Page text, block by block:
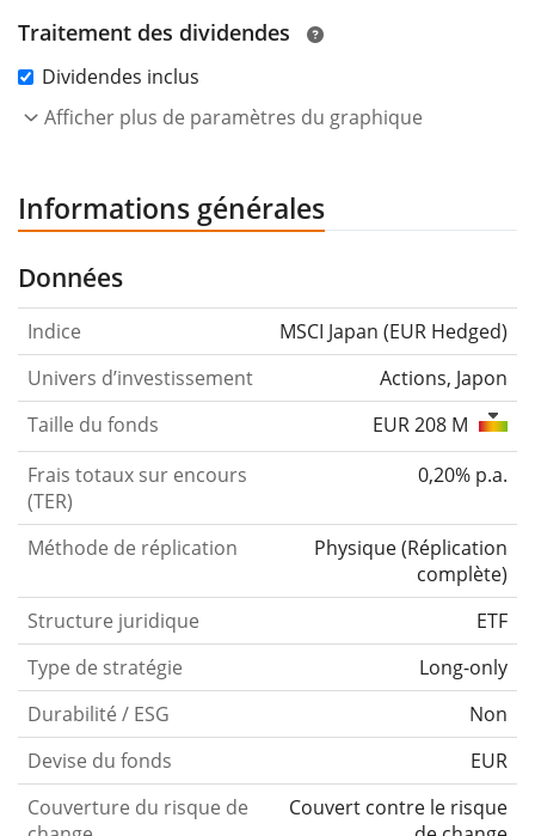
Traitement des dividendes
Dividendes inclus
Afficher plus de paramètres du graphique
Informations générales
Données
Indice
MSCI Japan (EUR Hedged)
Univers d’investissement
Actions, Japon
Taille du fonds
EUR 208 M
Frais totaux sur encours
(TER)
0,20% p.a.
Méthode de réplication Physique(Réplication
complète)
Structure juridique
ETF
Type de stratégie
Long-only
Durabilité / ESG
Non
Devise du fonds
EUR
Couverture du risque de
Couvert contre le risque